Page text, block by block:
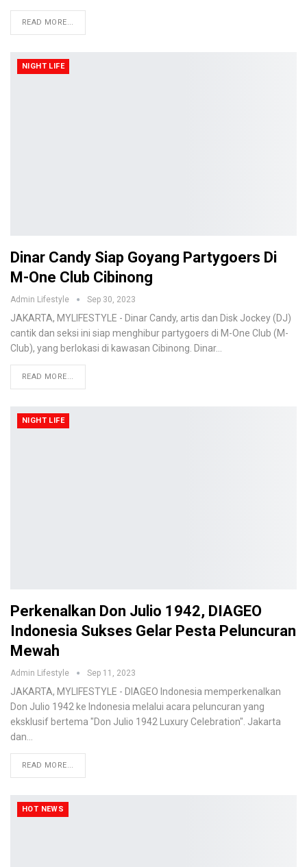
READ MORE...
NIGHT LIFE
Dinar Candy Siap Goyang Partygoers Di
M-One Club Cibinong
Admin Lifestyle Sep 30, 2023
JAKARTA, MYLIFESTYLE - Dinar Candy, artis dan Disk Jockey (DJ)
cantik dan seksi ini siap menghibur partygoers di M-One Club (M-
Club), yang berlokasi di kawasan Cibinong. Dinar…
READ MORE...
NIGHT LIFE
Perkenalkan Don Julio 1942, DIAGEO
Indonesia Sukses Gelar Pesta Peluncuran
Mewah
Admin Lifestyle Sep 11, 2023
JAKARTA, MYLIFESTYLE - DIAGEO Indonesia memperkenalkan
Don Julio 1942 ke Indonesia melalui acara peluncuran yang
eksklusif bertema "Don Julio 1942 Luxury Celebration". Jakarta
dan…
READ MORE...
HOT NEWS